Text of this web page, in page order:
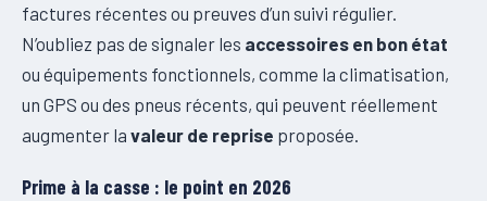
factures récentes ou preuves d’un suivi régulier.
N’oubliez pas de signaler les accessoires en bon état
ou équipements fonctionnels, comme la climatisation,
un GPS ou des pneus récents, qui peuvent réellement
augmenter la valeur de reprise proposée.
Prime à la casse : le point en 2026